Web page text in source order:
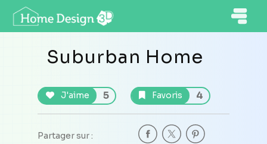
Suburban Home
J'aime 5 Favoris 4
Partager sur :